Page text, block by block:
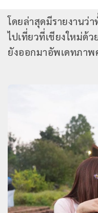
โดยล่าสุดมีรายงานว่
ไปเที่ยวที่เชียงใหม่ด้
ยังออกมาอัพเดทภาพ